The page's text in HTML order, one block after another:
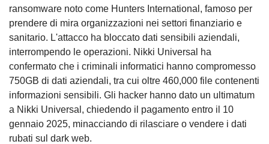
ransomware noto come Hunters International, famoso per
prendere di mira organizzazioni nei settori finanziario e
sanitario. L'attacco ha bloccato dati sensibili aziendali,
interrompendo le operazioni. Nikki Universal ha
confermato che i criminali informatici hanno compromesso
750GB di dati aziendali, tra cui oltre 460,000 file contenenti
informazioni sensibili. Gli hacker hanno dato un ultimatum
a Nikki Universal, chiedendo il pagamento entro il 10
gennaio 2025, minacciando di rilasciare o vendere i dati
rubati sul dark web.